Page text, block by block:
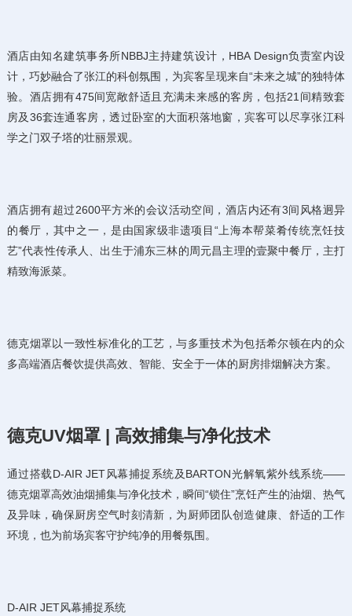
酒店由知名建筑事务所NBBJ主持建筑设计，HBA Design负责室内设
计，巧妙融合了张江的科创氛围，为宾客呈现来自“未来之城”的独特体
验。酒店拥有475间宽敞舒适且充满未来感的客房，包括21间精致套
房及36套连通客房，透过卧室的大面积落地窗，宾客可以尽享张江科
学之门双子塔的壮丽景观。
酒店拥有超过2600平方米的会议活动空间，酒店内还有3间风格迥异
的餐厅，其中之一，是由国家级非遗项目“上海本帮菜肴传统烹饪技
艺”代表性传承人、出生于浦东三林的周元昌主理的壹聚中餐厅，主打
精致海派菜。
德克烟罩以一致性标准化的工艺，与多重技术为包括希尔顿在内的众
多高端酒店餐饮提供高效、智能、安全于一体的厨房排烟解决方案。
德克UV烟罩 | 高效捕集与净化技术
通过搭载D-AIR JET风幕捕捉系统及BARTON光解氧紫外线系统——
德克烟罩高效油烟捕集与净化技术，瞬间“锁住”烹饪产生的油烟、热气
及异味，确保厨房空气时刻清新，为厨师团队创造健康、舒适的工作
环境，也为前场宾客守护纯净的用餐氛围。
D-AIR JET风幕捕捉系统